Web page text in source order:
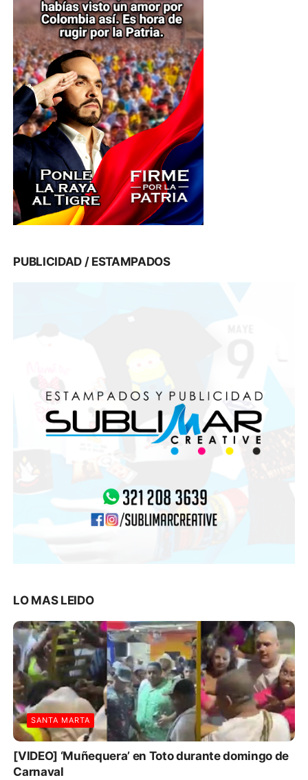
PUBLICIDAD / ESTAMPADOS
LO MAS LEIDO
SANTA MARTA
[VIDEO] ‘Muñequera’ en Toto durante domingo de
Carnaval